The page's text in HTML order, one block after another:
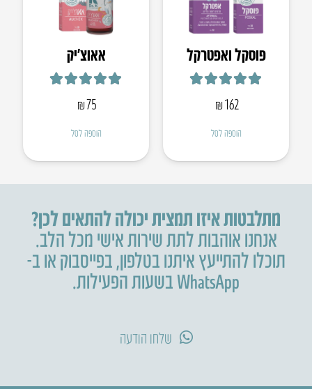
פוסקל ואפטרקל
₪162
הוספה לסל
אאוצ’יק
₪75
הוספה לסל
מתלבטות איזו תמצית יכולה להתאים לכן?
אנחנו אוהבות לתת שירות אישי מכל הלב.
תוכלו להתייעץ איתנו בטלפון,בפייסבוק או ב-
WhatsApp בשעות הפעילות.
שלחו הודעה